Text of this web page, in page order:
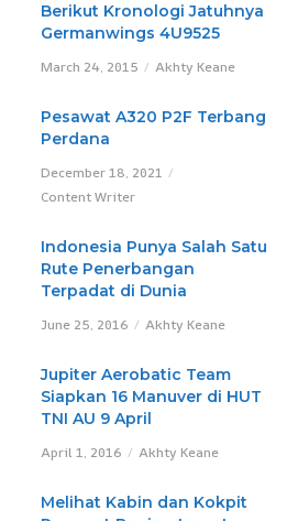
Berikut Kronologi Jatuhnya
Germanwings 4U9525
March 24, 2015 Akhty Keane
Pesawat A320 P2F Terbang
Perdana
December 18, 2021
Content Writer
Indonesia Punya Salah Satu
Rute Penerbangan
Terpadat di Dunia
June 25, 2016 Akhty Keane
Jupiter Aerobatic Team
Siapkan 16 Manuver di HUT
TNI AU 9 April
April 1, 2016 Akhty Keane
Melihat Kabin dan Kokpit